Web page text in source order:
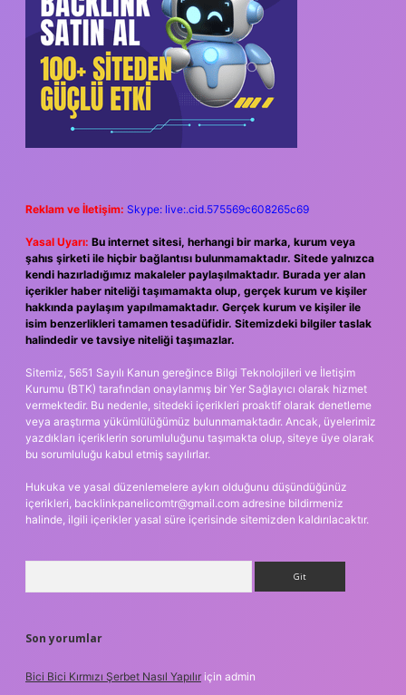
Reklam ve İletişim: Skype: live:.cid.575569c608265c69
Yasal Uyarı: Bu internet sitesi, herhangi bir marka, kurum veya
şahıs şirketi ile hiçbir bağlantısı bulunmamaktadır. Sitede yalnızca
kendi hazırladığımız makaleler paylaşılmaktadır. Burada yer alan
içerikler haber niteliği taşımamakta olup, gerçek kurum ve kişiler
hakkında paylaşım yapılmamaktadır. Gerçek kurum ve kişiler ile
isim benzerlikleri tamamen tesadüfidir. Sitemizdeki bilgiler taslak
halindedir ve tavsiye niteliği taşımazlar.
Sitemiz, 5651 Sayılı Kanun gereğince Bilgi Teknolojileri ve İletişim
Kurumu (BTK) tarafından onaylanmış bir Yer Sağlayıcı olarak hizmet
vermektedir. Bu nedenle, sitedeki içerikleri proaktif olarak denetleme
veya araştırma yükümlülüğümüz bulunmamaktadır. Ancak, üyelerimiz
yazdıkları içeriklerin sorumluluğunu taşımakta olup, siteye üye olarak
bu sorumluluğu kabul etmiş sayılırlar.
Hukuka ve yasal düzenlemelere aykırı olduğunu düşündüğünüz
içerikleri, backlinkpanelicomtr@gmail.com adresine bildirmeniz
halinde, ilgili içerikler yasal süre içerisinde sitemizden kaldırılacaktır.
Son yorumlar
Bici Bici Kırmızı Şerbet Nasıl Yapılır için admin